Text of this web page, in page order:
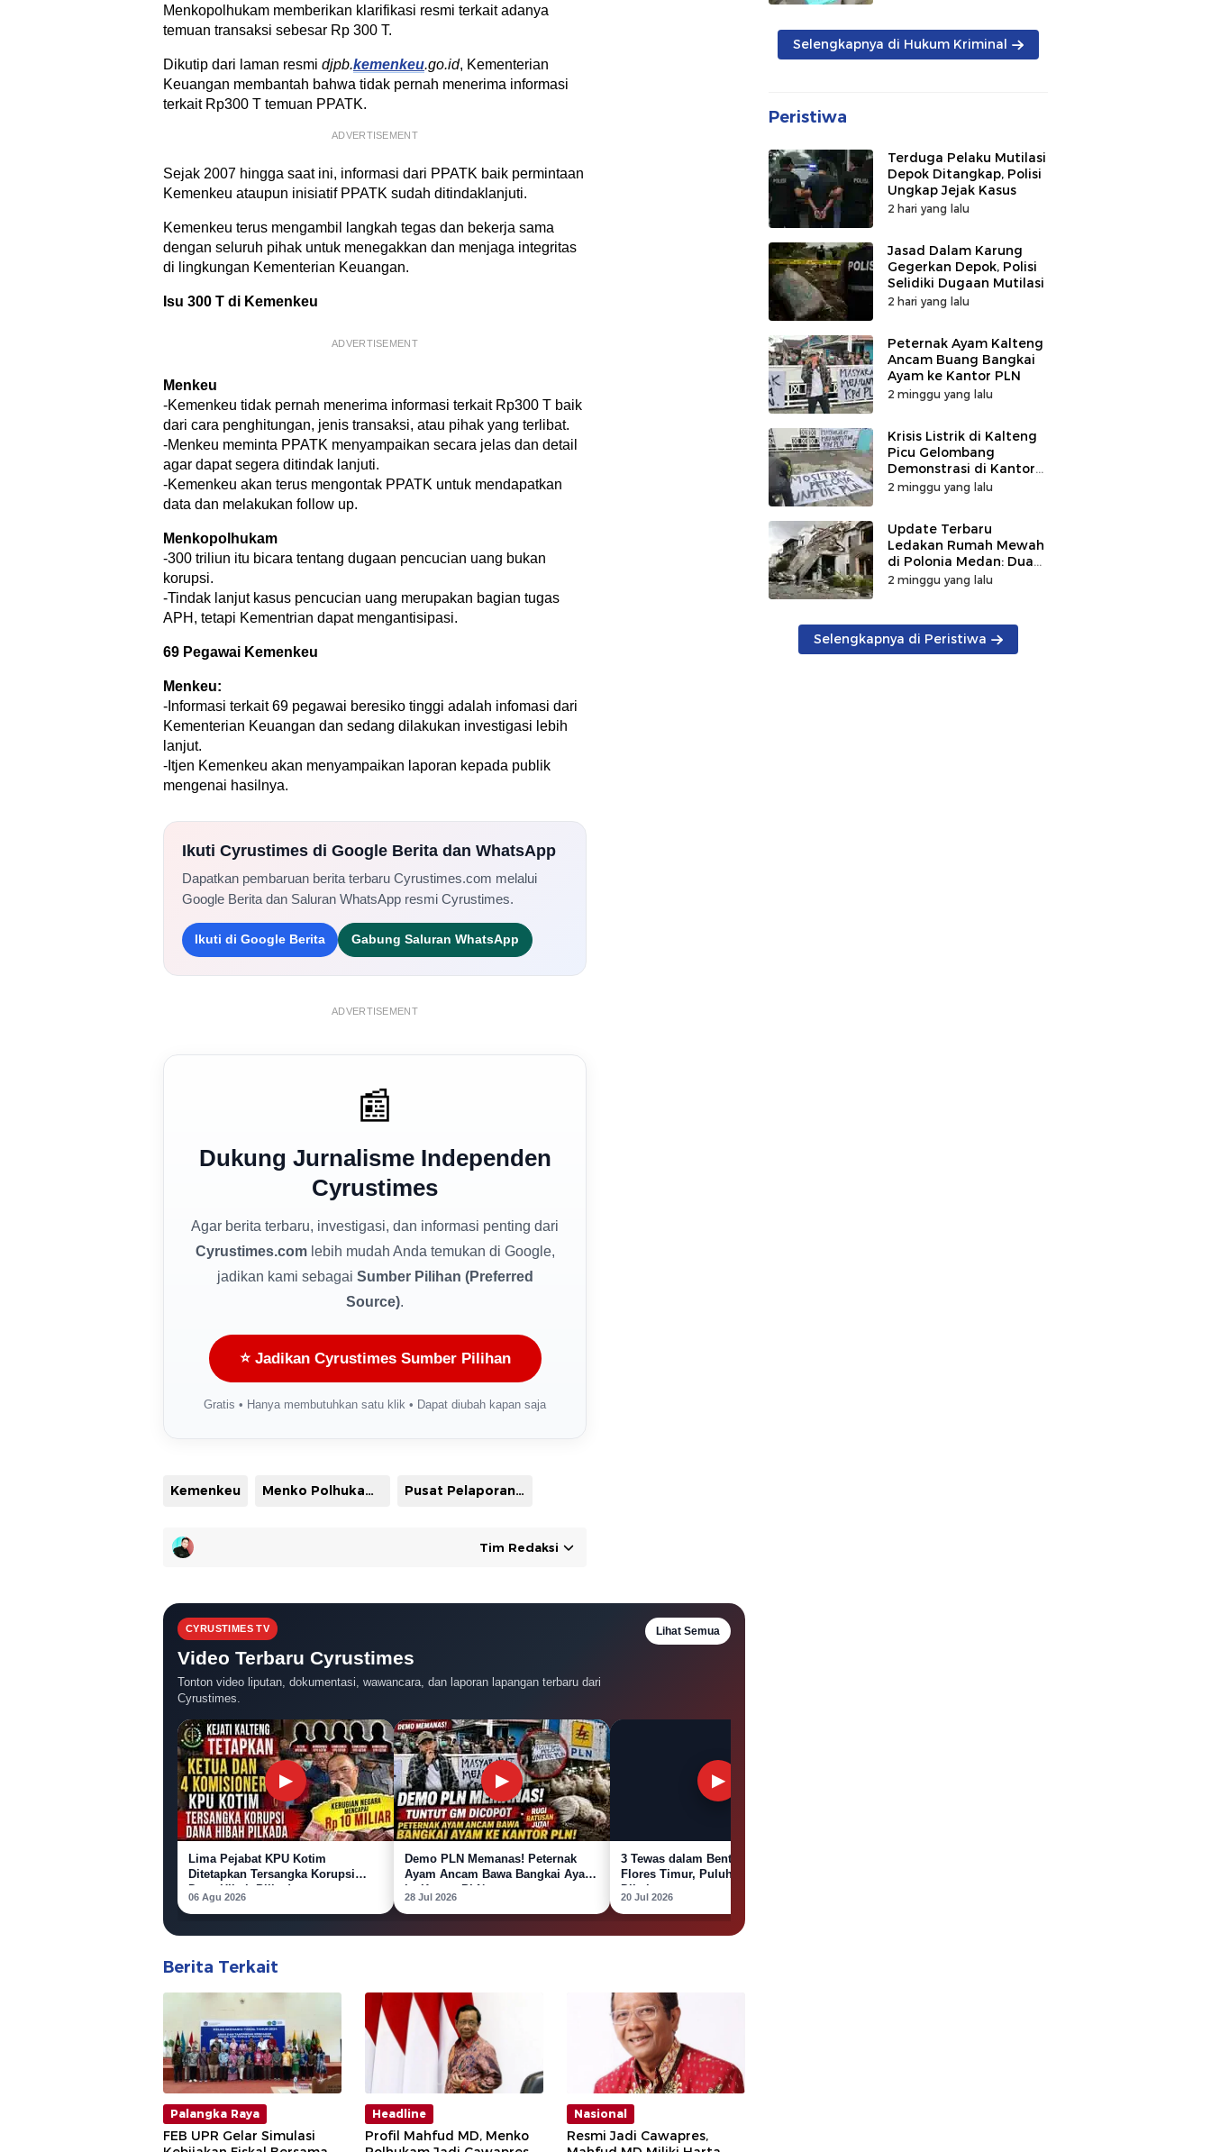
Menkopolhukam memberikan klarifikasi resmi terkait adanya
temuan transaksi sebesar Rp 300 T.
Dikutip dari laman resmi djpb.kemenkeu.go.id, Kementerian
Keuangan membantah bahwa tidak pernah menerima informasi
terkait Rp300 T temuan PPATK.
ADVERTISEMENT
Sejak 2007 hingga saat ini, informasi dari PPATK baik permintaan
Kemenkeu ataupun inisiatif PPATK sudah ditindaklanjuti.
Kemenkeu terus mengambil langkah tegas dan bekerja sama
dengan seluruh pihak untuk menegakkan dan menjaga integritas
di lingkungan Kementerian Keuangan.
Isu 300 T di Kemenkeu
ADVERTISEMENT
Menkeu
-Kemenkeu tidak pernah menerima informasi terkait Rp300 T baik
dari cara penghitungan, jenis transaksi, atau pihak yang terlibat.
-Menkeu meminta PPATK menyampaikan secara jelas dan detail
agar dapat segera ditindak lanjuti.
-Kemenkeu akan terus mengontak PPATK untuk mendapatkan
data dan melakukan follow up.
Menkopolhukam
-300 triliun itu bicara tentang dugaan pencucian uang bukan
korupsi.
-Tindak lanjut kasus pencucian uang merupakan bagian tugas
APH, tetapi Kementrian dapat mengantisipasi.
69 Pegawai Kemenkeu
Menkeu:
-Informasi terkait 69 pegawai beresiko tinggi adalah infomasi dari
Kementerian Keuangan dan sedang dilakukan investigasi lebih
lanjut.
-Itjen Kemenkeu akan menyampaikan laporan kepada publik
mengenai hasilnya.
Ikuti Cyrustimes di Google Berita dan WhatsApp
Dapatkan pembaruan berita terbaru Cyrustimes.com melalui
Google Berita dan Saluran WhatsApp resmi Cyrustimes.
Ikuti di Google Berita Gabung Saluran WhatsApp
ADVERTISEMENT
📰
Dukung Jurnalisme Independen
Cyrustimes
Agar berita terbaru, investigasi, dan informasi penting dari
Cyrustimes.comlebih mudah Anda temukan di Google,
jadikan kami sebagai Sumber Pilihan (Preferred
Source).
⭐ Jadikan Cyrustimes Sumber Pilihan
Gratis • Hanya membutuhkan satu klik • Dapat diubah kapan saja
Kemenkeu Menko Polhukam Mahfud MD Pusat Pelaporan dan Analisis Transaksi Keuangan
Tim Redaksi
CYRUSTIMES TV
Video Terbaru Cyrustimes
Tonton video liputan, dokumentasi, wawancara, dan laporan lapangan terbaru dari
Cyrustimes.
Lihat Semua
▶
Lima Pejabat KPU Kotim
Ditetapkan Tersangka Korupsi
Dana Hibah Pilkada
06 Agu 2026
▶
Demo PLN Memanas! Peternak
Ayam Ancam Bawa Bangkai Ayam
ke Kantor PLN
28 Jul 2026
▶
3 Tewas dalam Bentrok Warga
Flores Timur, Puluhan Rumah
Dibakar
20 Jul 2026
Berita Terkait
Palangka Raya
FEB UPR Gelar Simulasi
Headline
Profil Mahfud MD, Menko
Nasional
Resmi Jadi Cawapres,
Selengkapnya di Hukum Kriminal
Peristiwa
Terduga Pelaku Mutilasi
Depok Ditangkap, Polisi
Ungkap Jejak Kasus
2 hari yang lalu
Jasad Dalam Karung
Gegerkan Depok, Polisi
Selidiki Dugaan Mutilasi
2 hari yang lalu
Peternak Ayam Kalteng
Ancam Buang Bangkai
Ayam ke Kantor PLN
2 minggu yang lalu
Krisis Listrik di Kalteng
Picu Gelombang
Demonstrasi di Kantor
PLN
2 minggu yang lalu
Update Terbaru
Ledakan Rumah Mewah
di Polonia Medan: Dua
Korban Tewas
2 minggu yang lalu
Selengkapnya di Peristiwa